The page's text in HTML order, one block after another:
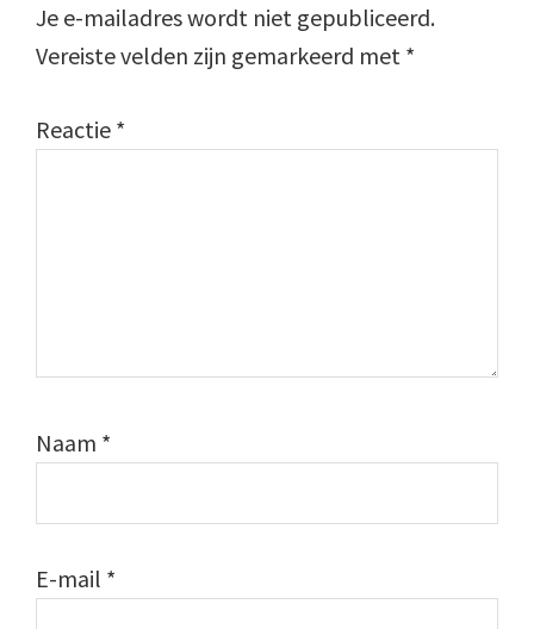
Je e-mailadres wordt niet gepubliceerd.
Vereiste velden zijn gemarkeerd met *
Reactie *
Naam *
E-mail *